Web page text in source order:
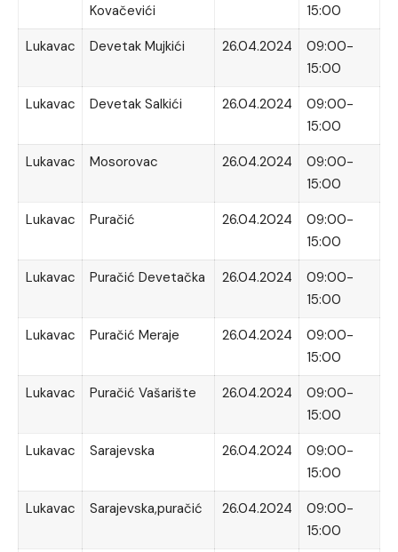
Kovačevići
15:00
Lukavac
Devetak Mujkići 26.04.2024
09:00-
15:00
Lukavac
Devetak Salkići 26.04.2024
09:00-
15:00
Lukavac
Mosorovac 26.04.2024
09:00-
15:00
Lukavac
Puračić 26.04.2024
09:00-
15:00
Lukavac
Puračić Devetačka 26.04.2024
09:00-
15:00
Lukavac
Puračić Meraje 26.04.2024
09:00-
15:00
Lukavac
Puračić Vašarište 26.04.2024
09:00-
15:00
Lukavac
Sarajevska 26.04.2024
09:00-
15:00
Lukavac
Sarajevska,puračić 26.04.2024
09:00-
15:00